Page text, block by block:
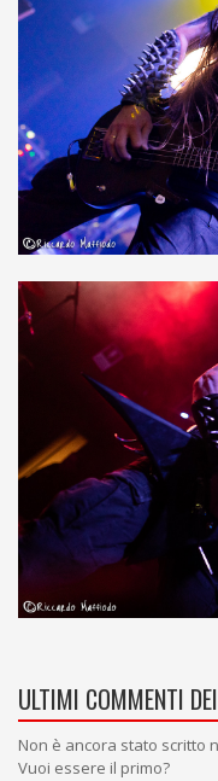
ULTIMI COMMENTI
Non è ancora stato scritto
Vuoi essere il primo?